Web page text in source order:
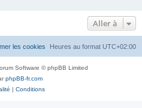
Aller à
Heures au format UTC+02:00
les cookies
Software © phpBB Limited
phpBB-fr.com
| Conditions